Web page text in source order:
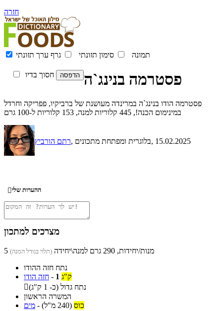
חזרה
תמונה סימון תזונתי גרף ערך תזונתי
חסוך בדיו פסטרמה בנינג`ה
פסטרמה הודו בנינג`ה במרינדה מעושנת של ברביקיו, פפריקה וחרדל
במינימום הכנה!, 445 קלוריות למנה, 153 קלוריות ל-100 גרם
רתם הורביץ , בלוגרית ומפתחת מתכונים, 15.02.2025
ההערות שלי
מצרכים למתכון
5 מנות/יחידות, 290 גרם למנה\יחידה (תלוי בגודל המנה)
נתח חזה ההודו
חזה הודו - 1 ק"ג

נתח גדול (כ- 1 ק"ג)
המשרה הראשון
מים - כוס (240 מ"ל)